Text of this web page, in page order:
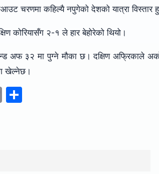
चरणमा कहिल्यै नपुगेको देशको यात्रा विस्तार
कोरियासँग २-१ ले हार बेहोरेको थियो।
अफ ३२ मा पुग्ने मौका छ। दक्षिण अफ्रिकाले
खेल्नेछ।
C